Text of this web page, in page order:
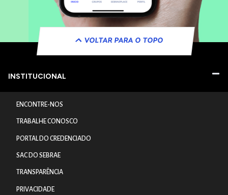
VOLTAR PARA O TOPO
INSTITUCIONAL
ENCONTRE-NOS
TRABALHE CONOSCO
PORTAL DO CREDENCIADO
SAC DO SEBRAE
TRANSPARÊNCIA
PRIVACIDADE